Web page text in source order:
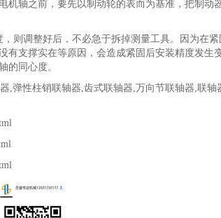
机轴之前，要先以制动轮的表而为基准，把制动
则调整好后，不必急于拆掉测量工具。因为在
支撑实在等原因，会造成紧固后安装精度发生
的同心度。
,弹性柱销联轴器,齿式联轴器,万向节联轴器,联轴